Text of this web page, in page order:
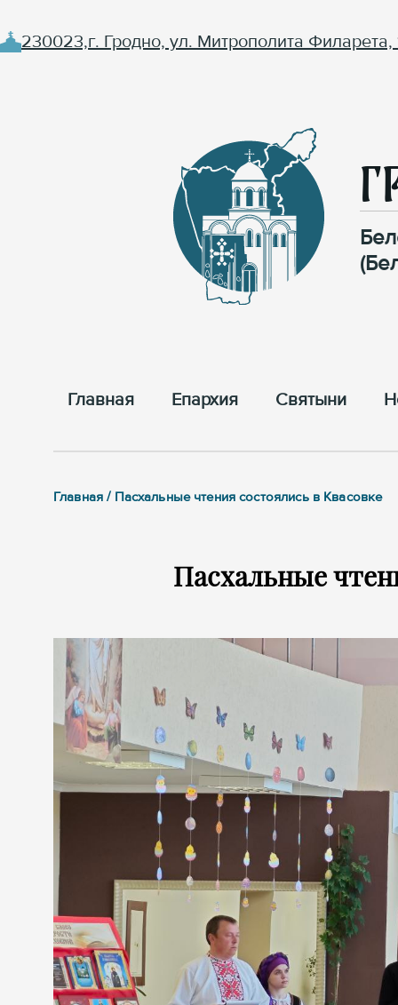
230023,г. Гродно, ул. Митрополита Филарета,
Главная Епархия Cвятыни
Главная / Пасхальные чтения состоялись в Квасовке
Пасхальные